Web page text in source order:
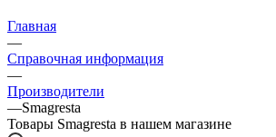
Главная
—
Справочная информация
—
Производители
—Smagresta
Товары Smagresta в нашем магазине